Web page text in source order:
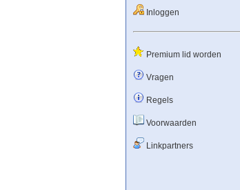
Inloggen
Premium lid worden
Vragen
Regels
Voorwaarden
Linkpartners